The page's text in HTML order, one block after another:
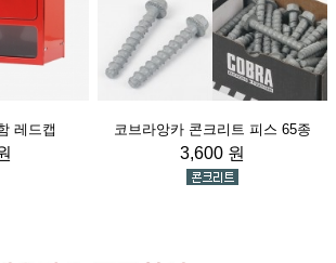
레드캡 코브라앙카 콘크리트 피스 65종
3,600 원